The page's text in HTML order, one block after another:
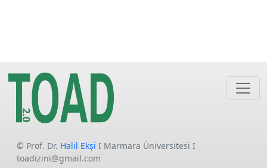
© Prof. Dr. Halil Ekşi I Marmara Üniversitesi I
toadizini@gmail.com